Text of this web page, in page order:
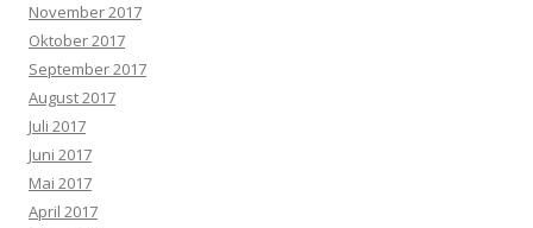
November 2017
Oktober 2017
September 2017
August 2017
Juli 2017
Juni 2017
Mai 2017
April 2017